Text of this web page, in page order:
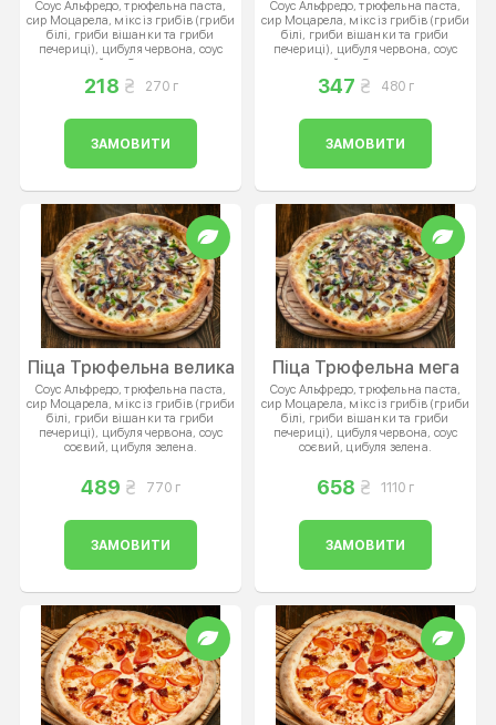
Соус Альфредо, трюфельна паста,
сир Моцарела, мікс із грибів (гриби
білі, гриби вішанки та гриби
печериці), цибуля червона, соус
соєвий, цибуля зелена.
218 270 г
ЗАМОВИТИ
Соус Альфредо, трюфельна паста,
сир Моцарела, мікс із грибів (гриби
білі, гриби вішанки та гриби
печериці), цибуля червона, соус
соєвий, цибуля зелена.
347 480 г
ЗАМОВИТИ
Піца Трюфельна велика
Соус Альфредо, трюфельна паста,
сир Моцарела, мікс із грибів (гриби
білі, гриби вішанки та гриби
печериці), цибуля червона, соус
соєвий, цибуля зелена.
489 770 г
ЗАМОВИТИ
Піца Трюфельна мега
Соус Альфредо, трюфельна паста,
сир Моцарела, мікс із грибів (гриби
білі, гриби вішанки та гриби
печериці), цибуля червона, соус
соєвий, цибуля зелена.
658 1110 г
ЗАМОВИТИ